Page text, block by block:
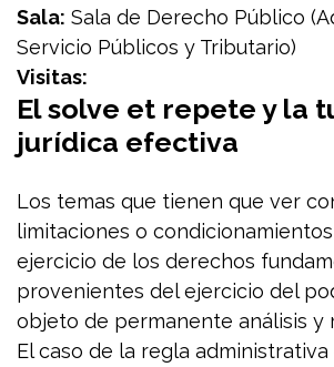
Sala: Sala de Derecho Público
Servicio Públicos y Tributario)
Visitas:
El solve et repete y la
jurídica efectiva
Los temas que tienen que ver
limitaciones o
ejercicio de los derechos
provenientes del ejercicio del
objeto de permanente análisis y
El caso de la regla